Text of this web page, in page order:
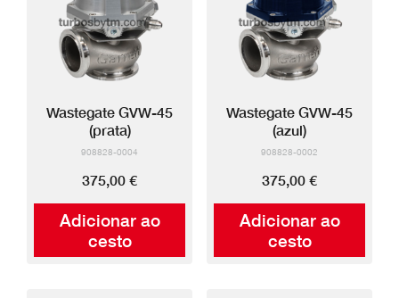
Adicionar ao
cesto
Wastegate GVW-45
(prata)
908828-0004
375,00 €
Adicionar ao
cesto
Wastegate GVW-45
(azul)
908828-0002
375,00 €